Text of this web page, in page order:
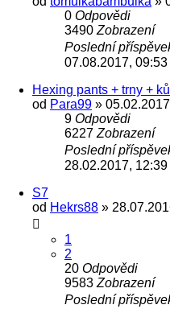
0 Odpovědi
3490 Zobrazení
Poslední
07.08.2017, 09:53
Hexing pants + trny +
od Para99 »
9 Odpovědi
6227 Zobrazení
Poslední
28.02.2017, 12:39
S7
od Hekrs88 »
1
2
20 Odpovědi
9583 Zobrazení
Poslední